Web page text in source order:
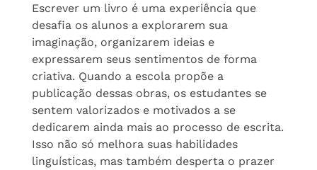
Escrever um livro é uma experiência que
desafia os alunos a explorarem sua
imaginação, organizarem ideias e
expressarem seus sentimentos de forma
criativa. Quando a escola propõe a
publicação dessas obras, os estudantes se
sentem valorizados e motivados a se
dedicarem ainda mais ao processo de escrita.
Isso não só melhora suas habilidades
linguísticas, mas também desperta o prazer